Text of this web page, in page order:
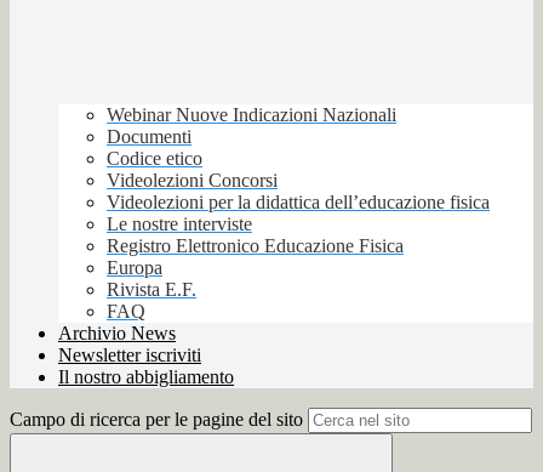
Webinar Nuove Indicazioni Nazionali
Documenti
Codice etico
Videolezioni Concorsi
Videolezioni per la didattica dell’educazione fisica
Le nostre interviste
Registro Elettronico Educazione Fisica
Europa
Rivista E.F.
FAQ
Archivio News
Newsletter iscriviti
Il nostro abbigliamento
Campo di ricerca per le pagine del sito